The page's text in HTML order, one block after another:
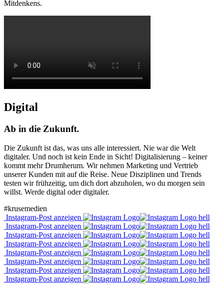
Mitdenkens.
Digital
Ab in die Zukunft.
Die Zukunft ist das, was uns alle interessiert. Nie war die Welt
digitaler. Und noch ist kein Ende in Sicht! Digitalisierung – keiner
kommt mehr Drumherum. Wir nehmen Marketing und Vertrieb
unserer Kunden mit auf die Reise. Neue Disziplinen und Trends
testen wir frühzeitig, um dich dort abzuholen, wo du morgen sein
willst. Werde digital oder digitaler.
#krusemedien
Instagram-Post anzeigen
Instagram-Post anzeigen
Instagram-Post anzeigen
Instagram-Post anzeigen
Instagram-Post anzeigen
Instagram-Post anzeigen
Instagram-Post anzeigen
Instagram-Post anzeigen